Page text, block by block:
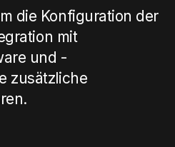
Mehr erfahren
die Konfiguration der
mit
und -
zusätzliche